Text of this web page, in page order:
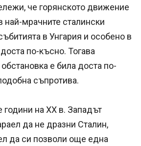
че горянското движение
най-мрачните сталински
в Унгария и особено в
по-късно. Тогава
е била доста по-
съпротива.
години на XX в. Западът
да не дразни Сталин,
да си позволи още една